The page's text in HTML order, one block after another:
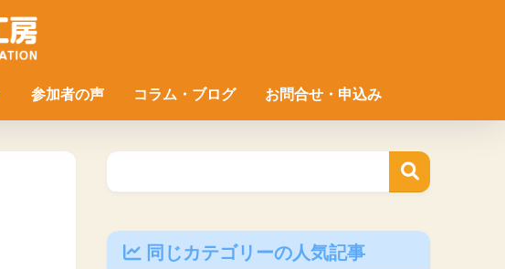
参加者の声 コラム・ブログ お問合せ・申込み
同じカテゴリーの人気記事